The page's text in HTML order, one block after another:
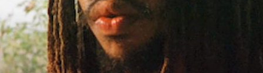
ABtv
Chèque-concert